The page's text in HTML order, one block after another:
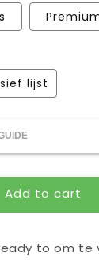
lijst
Add to cart
to om te